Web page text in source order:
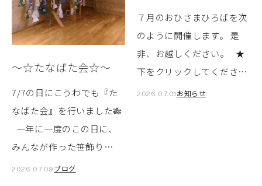
～☆たなばた会☆～
7/7の日にこうわでも『た
なばた会』を行いました🎋
一年に一度のこの日に、
みんなが作った笹飾り…
2026.07.09 ブログ
７月のおひさまひろばを次
のように開催します。 是
非、お越しください。 ★
下をクリックしてくださ…
2026.07.01 お知らせ